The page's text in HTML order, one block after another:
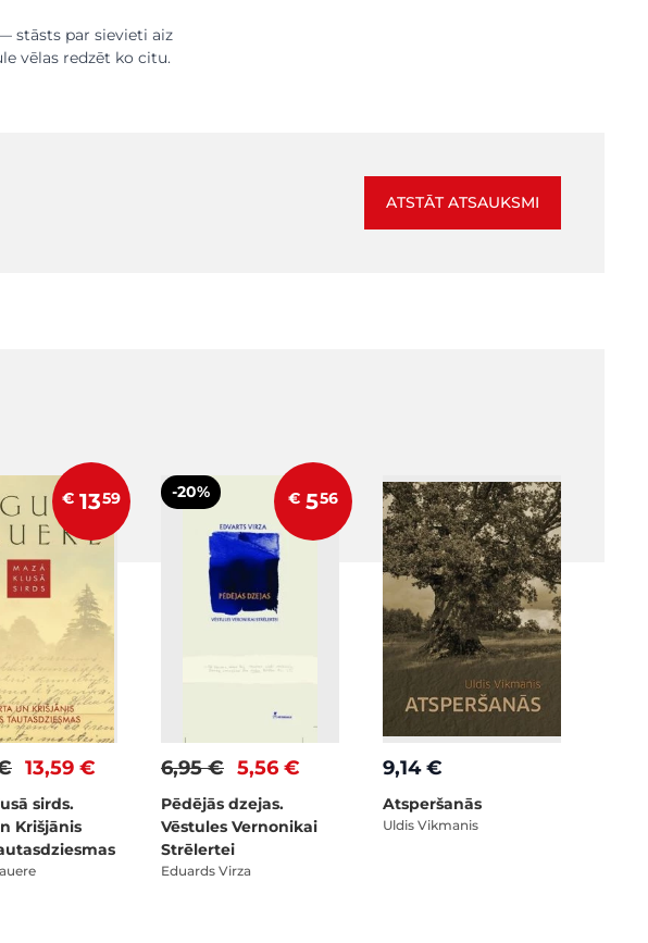
stāsts par sievieti aiz
vēlas redzēt ko citu.
ATSTĀT ATSAUKSMI
€ 1359
13,59 €
sirds.
Krišjānis
-20% € 556
5,56 €
6,95 €
Pēdējās dzejas.
Vēstules Vernonikai
Strēlertei
Eduards Virza
9,14 €
Atsperšanās
Uldis Vikmanis